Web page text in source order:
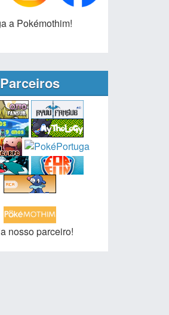
a Pokémothim!
Parceiros
nosso parceiro!